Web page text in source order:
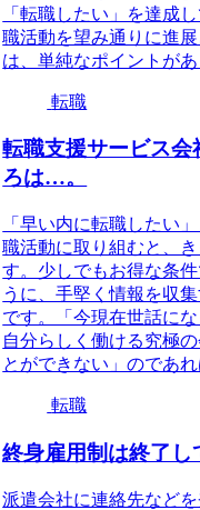
「転職したい」を達成
職活動を望み通りに進
は、単純なポイントがあ
転職
転職支援サービス会
ろは…。
「早い内に転職したい
職活動に取り組むと、
す。少しでもお得な条
うに、手堅く情報を収
です。「今現在世話に
自分らしく働ける究極
とができない」のであ
転職
終身雇用制は終了し
派遣会社に連絡先など